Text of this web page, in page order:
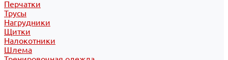
Перчатки
Трусы
Нагрудники
Щитки
Налокотники
Шлема